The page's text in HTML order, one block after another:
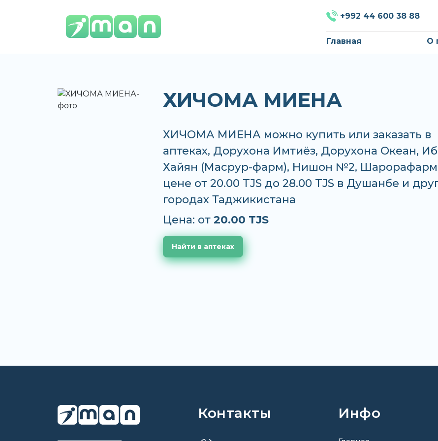
+992 44 600 38 88
Главная О
ХИЧОМА МИЕНА
ХИЧОМА МИЕНА можно купить или заказать в
аптеках, Дорухона Имтиёз, Дорухона Океан,
Хайян (Масрур-фарм), Нишон №2,
цене от 20.00 TJS до 28.00 TJS в Душанбе и
городах Таджикистана
Цена: от 20.00 TJS
Найти в аптеках
Контакты Инфо